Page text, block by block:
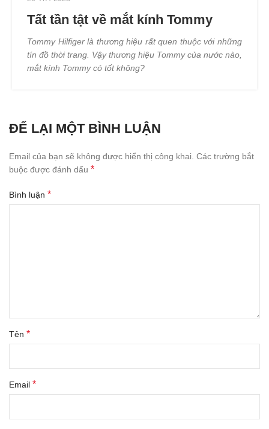
Tất tần tật về mắt kính Tommy
Tommy Hilfiger là thương hiệu rất quen thuộc với những
tín đồ thời trang. Vậy thương hiệu Tommy của nước nào,
mắt kính Tommy có tốt không?
ĐỂ LẠI MỘT BÌNH LUẬN
Email của bạn sẽ không được hiển thị công khai. Các trường bắt
buộc được đánh dấu *
Bình luận *
Tên *
Email *